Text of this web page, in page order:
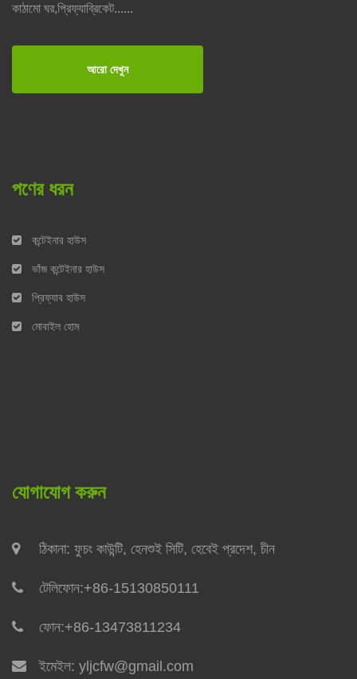
কাঠামো ঘর,প্রিফ্যাব্রিকেট......
আরো দেখুন
পণের ধরন
কন্টেইনার হাউস
ভাঁজ কন্টেইনার হাউস
প্রিফ্যাব হাউস
মোবাইল হোম
যোগাযোগ করুন
ঠিকানা: ফুচং কাউন্টি, হেনশুই সিটি, হেবেই প্রদেশ, চীন
টেলিফোন:+86-15130850111
ফোন:+86-13473811234
ইমেইল: yljcfw@gmail.com